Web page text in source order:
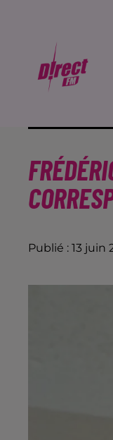
Publié : 13 juin